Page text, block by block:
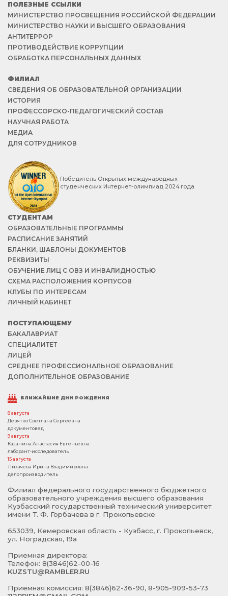
ПОЛЕЗНЫЕ ССЫЛКИ
МИНИСТЕРСТВО ПРОСВЕЩЕНИЯ РОССИЙСКОЙ ФЕДЕРАЦИИ
МИНИСТЕРСТВО НАУКИ И ВЫСШЕГО ОБРАЗОВАНИЯ
АНТИТЕРРОР
ПРОТИВОДЕЙСТВИЕ КОРРУПЦИИ
ОБРАБОТКА ПЕРСОНАЛЬНЫХ ДАННЫХ
ФИЛИАЛ
СВЕДЕНИЯ ОБ ОБРАЗОВАТЕЛЬНОЙ ОРГАНИЗАЦИИ
ИСТОРИЯ
ПРОФЕССОРСКО-ПЕДАГОГИЧЕСКИЙ СОСТАВ
НАУЧНАЯ РАБОТА
МЕДИА
ДЛЯ СОТРУДНИКОВ
Победитель Открытых международных
студенческих Интернет-олимпиад 2024 года
СТУДЕНТАМ
ОБРАЗОВАТЕЛЬНЫЕ ПРОГРАММЫ
РАСПИСАНИЕ ЗАНЯТИЙ
БЛАНКИ, ШАБЛОНЫ ДОКУМЕНТОВ
РЕКВИЗИТЫ
ОБУЧЕНИЕ ЛИЦ С ОВЗ И ИНВАЛИДНОСТЬЮ
СХЕМА РАСПОЛОЖЕНИЯ КОРПУСОВ
КЛУБЫ ПО ИНТЕРЕСАМ
ЛИЧНЫЙ КАБИНЕТ
ПОСТУПАЮЩЕМУ
БАКАЛАВРИАТ
СПЕЦИАЛИТЕТ
ЛИЦЕЙ
СРЕДНЕЕ ПРОФЕССИОНАЛЬНОЕ ОБРАЗОВАНИЕ
ДОПОЛНИТЕЛЬНОЕ ОБРАЗОВАНИЕ
БЛИЖАЙШИЕ ДНИ РОЖДЕНИЯ
8 августа
Девятко Светлана Сергеевна
документовед
9 августа
Казанина Анастасия Евгеньевна
лаборант-исследователь
15 августа
Лихачева Ирина Владимировна
делопроизводитель
Филиал федерального государственного бюджетного
образовательного учреждения высшего образования
Кузбасский государственный технический университет
имени Т. Ф. Горбачева в г. Прокопьевске
653039, Кемеровская область - Кузбасс, г. Прокопьевск,
ул. Ноградская, 19а
Приемная директора:
Телефон: 8(3846)62-00-16
KUZSTU@RAMBLER.RU
Приемная комиссия: 8(3846)62-36-90, 8-905-909-53-73